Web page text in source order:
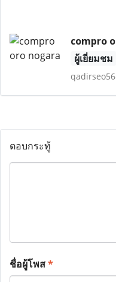
compro
ผู้เยี่ยมชม
ตอบกระทู้
ชื่อผู้โพส*